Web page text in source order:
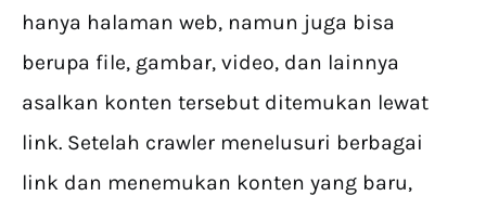
hanya halaman web, namun juga bisa
berupa file, gambar, video, dan lainnya
asalkan konten tersebut ditemukan lewat
link. Setelah crawler menelusuri berbagai
link dan menemukan konten yang baru,